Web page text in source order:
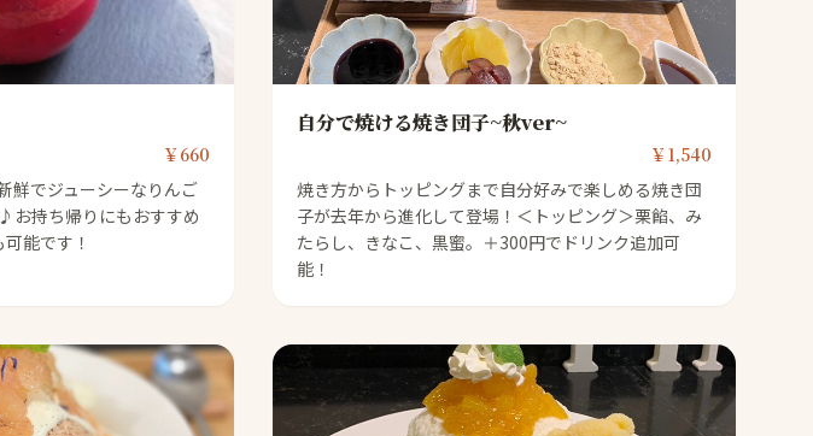
￥660
鮮でジューシーなりんご
お持ち帰りにもおすすめ
能です！
自分で焼ける焼き団子~秋ver~
￥1,540
焼き方からトッピングまで自分好みで楽しめる焼き団
子が去年から進化して登場！＜トッピング＞栗餡、み
たらし、きなこ、黒蜜。＋300円でドリンク追加可
能！